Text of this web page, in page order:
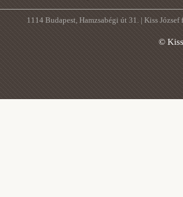
1114 Budapest, Hamzsabégi út 31. | Kiss
©